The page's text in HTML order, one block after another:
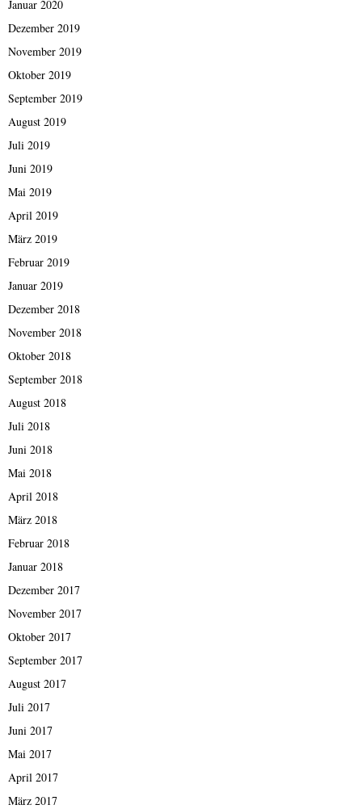
Januar 2020
Dezember 2019
November 2019
Oktober 2019
September 2019
August 2019
Juli 2019
Juni 2019
Mai 2019
April 2019
März 2019
Februar 2019
Januar 2019
Dezember 2018
November 2018
Oktober 2018
September 2018
August 2018
Juli 2018
Juni 2018
Mai 2018
April 2018
März 2018
Februar 2018
Januar 2018
Dezember 2017
November 2017
Oktober 2017
September 2017
August 2017
Juli 2017
Juni 2017
Mai 2017
April 2017
März 2017